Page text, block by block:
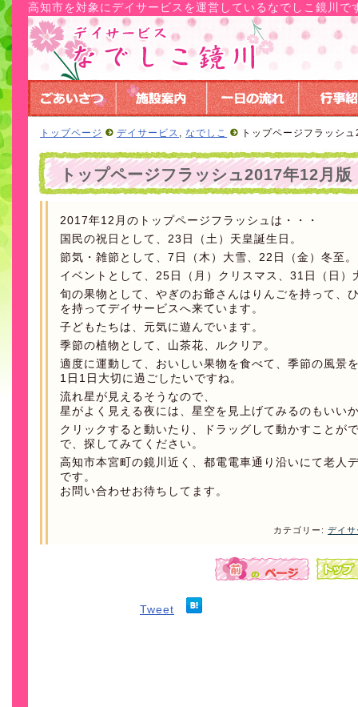
高知市を対象にデイサービスを運営しているなでしこ鏡川で
トップページ デイサービス , なでしこ トップページフラッシ
トップページフラッシュ2017年12月版
2017年12月のトップページフラッシュは・・・
国民の祝日として、23日（土）天皇誕生日。
節気・雑節として、7日（木）大雪、22日（金）冬至。
イベントとして、25日（月）クリスマス、31日（日）
旬の果物として、やぎのお爺さんはりんごを持って、
を持ってデイサービスへ来ています。
子どもたちは、元気に遊んでいます。
季節の植物として、山茶花、ルクリア。
適度に運動して、おいしい果物を食べて、季節の風景
1日1日大切に過ごしたいですね。
流れ星が見えるそうなので、
星がよく見える夜には、星空を見上げてみるのもいい
クリックすると動いたり、ドラッグして動かすことが
で、探してみてください。
高知市本宮町の鏡川近く、都電電車通り沿いにて老人
です。
お問い合わせお待ちしてます。
カテゴリー: デイ
Tweet